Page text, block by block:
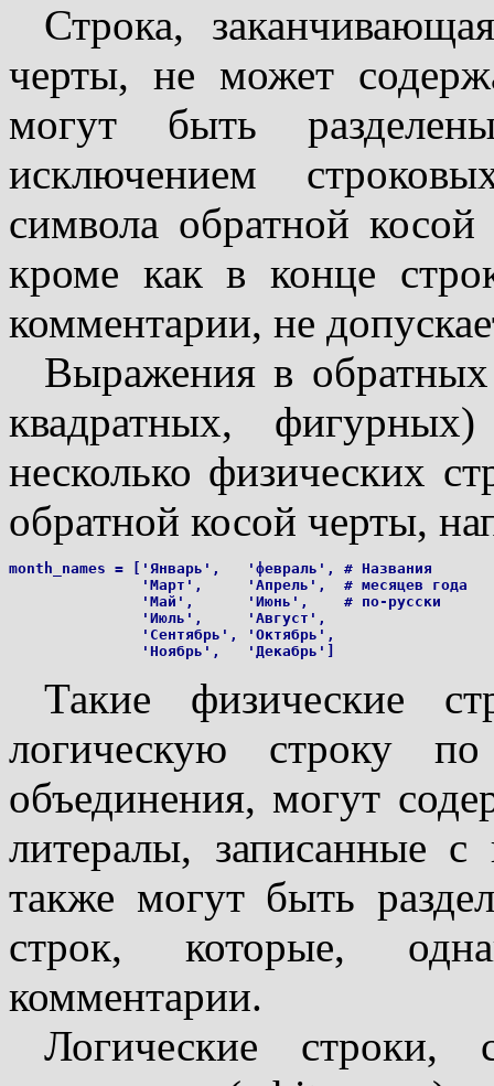
Строка,
черты, не может
могут быть
исключением
символа обратной
кроме как в конце
комментарии, не
Выражения в
квадратных,
несколько физических
обратной косой черты,
month_names = ['Январь',   'февраль', # Названия
               'Март',     'Апрель',  # месяцев года
               'Май',      'Июнь',    # по-русски
               'Июль',     'Август',
               'Сентябрь', 'Октябрь',
Такие физические
логическую строку по
объединения, могут
литералы, записанные с
также могут быть
строк, которые,
комментарии.
Логические строки,